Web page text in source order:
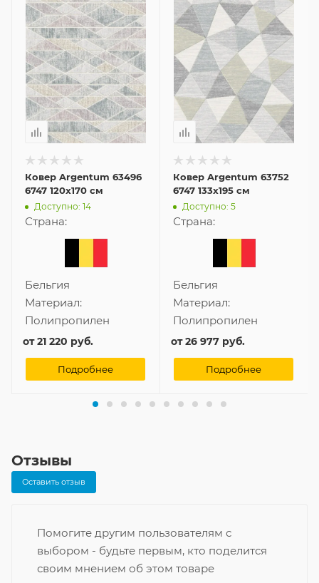
Ковер Argentum 63496
6747 120x170 см
Доступно: 14
Страна:
Бельгия
Материал:
Полипропилен
от21 220 руб.
Подробнее
Ковер Argentum 63752
6747 133x195 см
Доступно: 5
Страна:
Бельгия
Материал:
Полипропилен
от26 977 руб.
Подробнее
Отзывы
Оставить отзыв
Помогите другим пользователям с
выбором - будьте первым, кто поделится
своим мнением об этом товаре